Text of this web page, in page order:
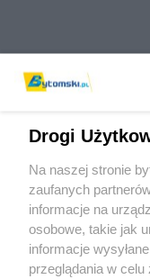
Wydawca mediów
Drogi
Na naszej stronie
zaufanych
informacje na
osobowe, takie jak
informacje
przeglądania w